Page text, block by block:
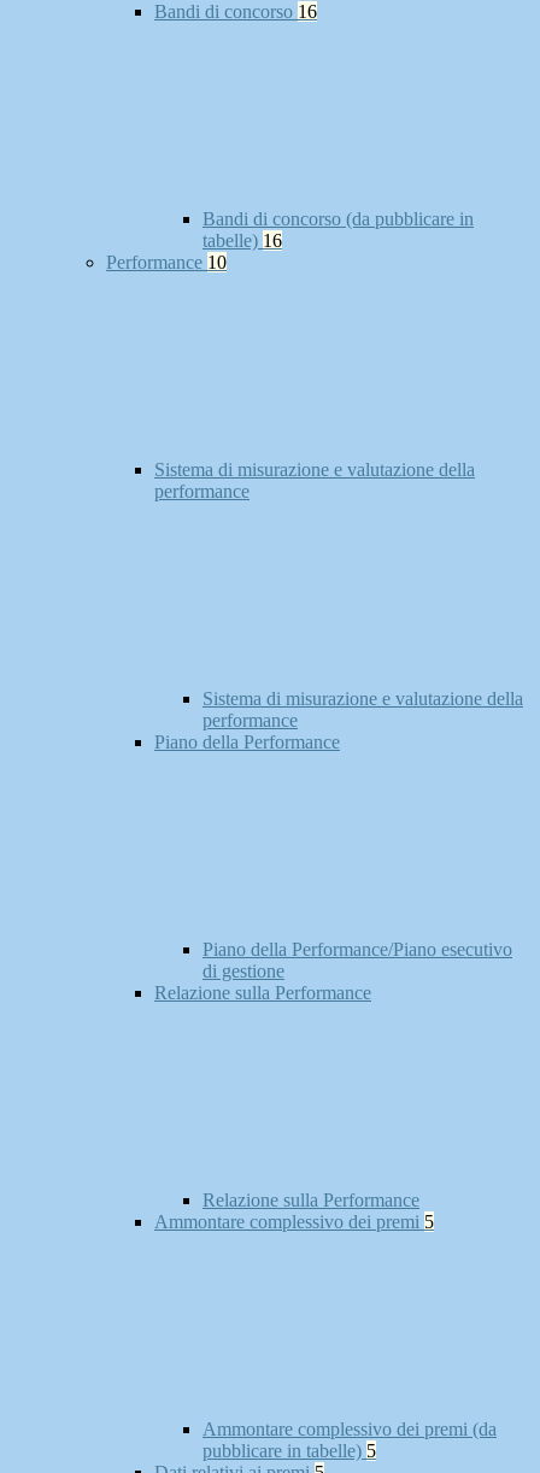
Bandi di concorso 16
Bandi di concorso (da pubblicare in
tabelle) 16
Performance 10
Sistema di misurazione e valutazione della
performance
Sistema di misurazione e valutazione della
performance
Piano della Performance
Piano della Performance/Piano esecutivo
di gestione
Relazione sulla Performance
Relazione sulla Performance
Ammontare complessivo dei premi 5
Ammontare complessivo dei premi (da
pubblicare in tabelle) 5